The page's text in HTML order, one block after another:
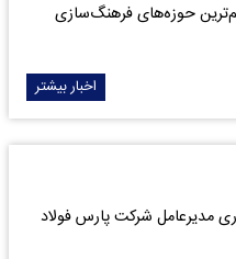
حوزه‌های فرهنگ‌سازی
اخبار بیشتر
مدیرعامل شرکت پارس فولاد